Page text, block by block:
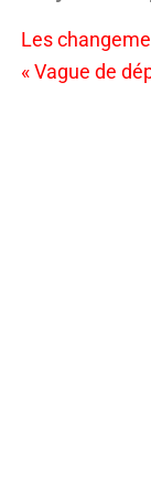
Les
« Vague de